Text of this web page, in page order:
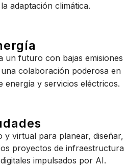
adaptación climática.
un futuro con bajas emisiones
colaboración poderosa en
energía y servicios eléctricos.
y virtual para planear, diseñar,
proyectos de infraestructura
impulsados por AI.